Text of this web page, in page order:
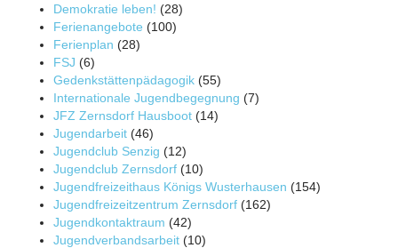
Demokratie leben! (28)
Ferienangebote (100)
Ferienplan (28)
FSJ (6)
Gedenkstättenpädagogik (55)
Internationale Jugendbegegnung (7)
JFZ Zernsdorf Hausboot (14)
Jugendarbeit (46)
Jugendclub Senzig (12)
Jugendclub Zernsdorf (10)
Jugendfreizeithaus Königs Wusterhausen (154)
Jugendfreizeitzentrum Zernsdorf (162)
Jugendkontaktraum (42)
Jugendverbandsarbeit (10)